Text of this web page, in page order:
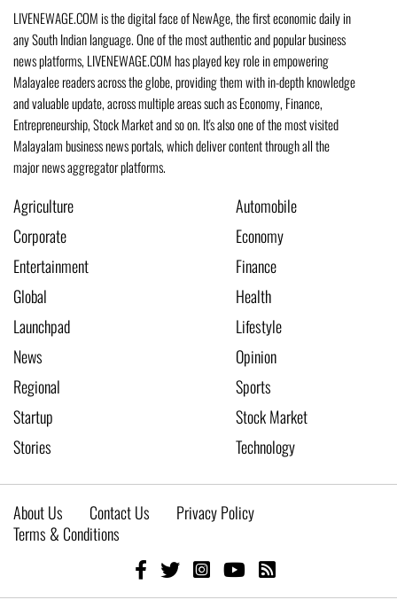
LIVENEWAGE.COM is the digital face of NewAge, the first economic daily in
any South Indian language. One of the most authentic and popular business
news platforms, LIVENEWAGE.COM has played key role in empowering
Malayalee readers across the globe, providing them with in-depth knowledge
and valuable update, across multiple areas such as Economy, Finance,
Entrepreneurship, Stock Market and so on. It's also one of the most visited
Malayalam business news portals, which deliver content through all the
major news aggregator platforms.
Agriculture
Automobile
Corporate
Economy
Entertainment
Finance
Global
Health
Launchpad
Lifestyle
News
Opinion
Regional
Sports
Startup
Stock Market
Stories
Technology
About Us Contact Us
Privacy Policy
Terms & Conditions